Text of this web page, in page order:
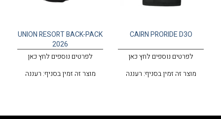
CAIRN PRORIDE D3O
לפרטים נוספים לחץ כאן
מוצר זה זמין בסניף: רעננה
UNION RESORT BACK-PACK
2026
לפרטים נוספים לחץ כאן
מוצר זה זמין בסניף: רעננה